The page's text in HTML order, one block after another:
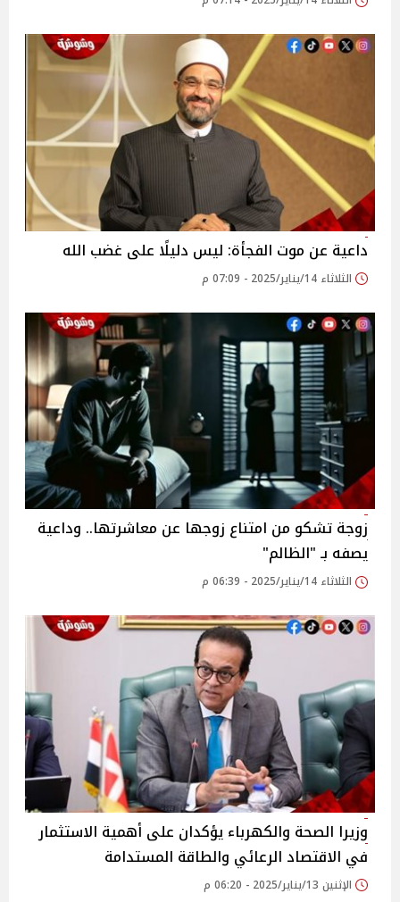
داعية عن موت الفجأة: ليس دليلًا على غضب الله
الثلاثاء 14/يناير/2025 - 07:09 م
زوجة تشكو من امتناع زوجها عن معاشرتها.. وداعية
يصفه بـ "الظالم"‎
الثلاثاء 14/يناير/2025 - 06:39 م
وزيرا الصحة والكهرباء يؤكدان على أهمية الاستثمار
في الاقتصاد الرعائي والطاقة المستدامة‎
الإثنين 13/يناير/2025 - 06:20 م